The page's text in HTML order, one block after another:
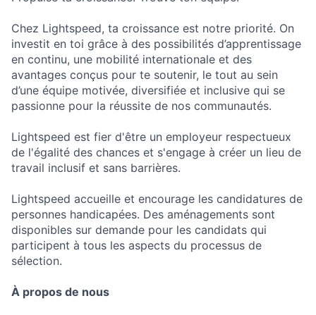
Chez Lightspeed, ta croissance est notre priorité. On
investit en toi grâce à des possibilités d’apprentissage
en continu, une mobilité internationale et des
avantages conçus pour te soutenir, le tout au sein
d’une équipe motivée, diversifiée et inclusive qui se
passionne pour la réussite de nos communautés.
Lightspeed est fier d'être un employeur respectueux
de l'égalité des chances et s'engage à créer un lieu de
travail inclusif et sans barrières.
Lightspeed accueille et encourage les candidatures de
personnes handicapées. Des aménagements sont
disponibles sur demande pour les candidats qui
participent à tous les aspects du processus de
sélection.
À propos de nous